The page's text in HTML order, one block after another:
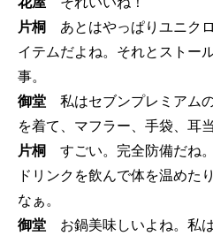
片桐 あとはやっぱりユニク
イテムだよね。それとストー
事。
御堂 私はセブンプレミアム
を着て、マフラー、手袋、耳
片桐 すごい。完全防備だね
ドリンクを飲んで体を温めた
なぁ。
御堂 お鍋美味しいよね。私